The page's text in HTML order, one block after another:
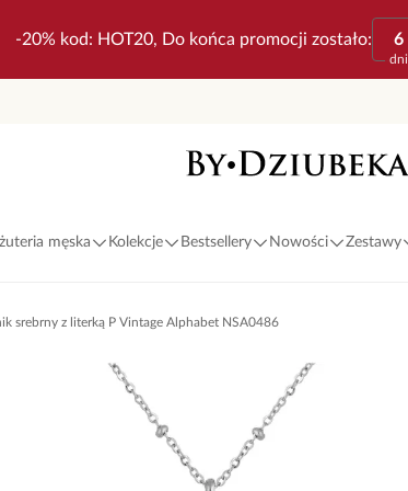
-20% kod: HOT20, Do końca promocji zostało: 6
dni
męska Kolekcje Bestsellery Nowości Zestawy
srebrny z literką P Vintage Alphabet NSA0486